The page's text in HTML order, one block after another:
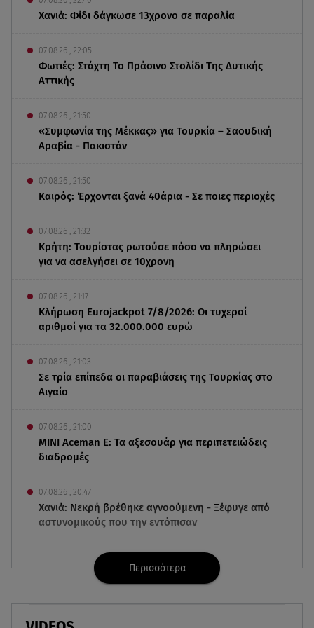
Χανιά: Φίδι δάγκωσε 13χρονο σε παραλία
07.08.26 , 22:05
Φωτιές: Στάχτη Το Πράσινο Στολίδι Της Δυτικής
Αττικής
07.08.26 , 21:50
«Συμφωνία της Μέκκας» για Τουρκία – Σαουδική
Αραβία - Πακιστάν
07.08.26 , 21:50
Καιρός: Έρχονται ξανά 40άρια - Σε ποιες περιοχές
07.08.26 , 21:32
Κρήτη: Τουρίστας ρωτούσε πόσο να πληρώσει
για να ασελγήσει σε 10χρονη
07.08.26 , 21:17
Κλήρωση Eurojackpot 7/8/2026: Οι τυχεροί
αριθμοί για τα 32.000.000 ευρώ
07.08.26 , 21:03
Σε τρία επίπεδα οι παραβιάσεις της Τουρκίας στο
Αιγαίο
07.08.26 , 21:00
MINI Aceman E: Τα αξεσουάρ για περιπετειώδεις
διαδρομές
07.08.26 , 20:47
Χανιά: Νεκρή βρέθηκε αγνοούμενη - Ξέφυγε από
αστυνομικούς που την εντόπισαν
Μυστράς: Κρίσιμος για το κατηγορητήριο ο
χρόνος θανάτου του 90χρονου
07.08.26 , 20:13
Περισσότερα